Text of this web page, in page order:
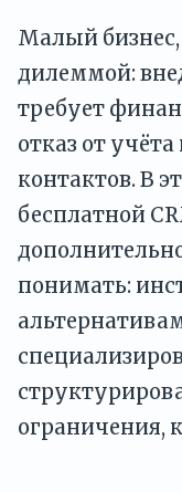
Малый бизнес,
дилеммой:
требует
отказ от
контактов. В
бесплатной
понимать:
ограничения,